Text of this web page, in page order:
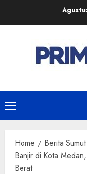
Primary
Menu
Home
Berita Sumut
Banjir di Kota
Berat